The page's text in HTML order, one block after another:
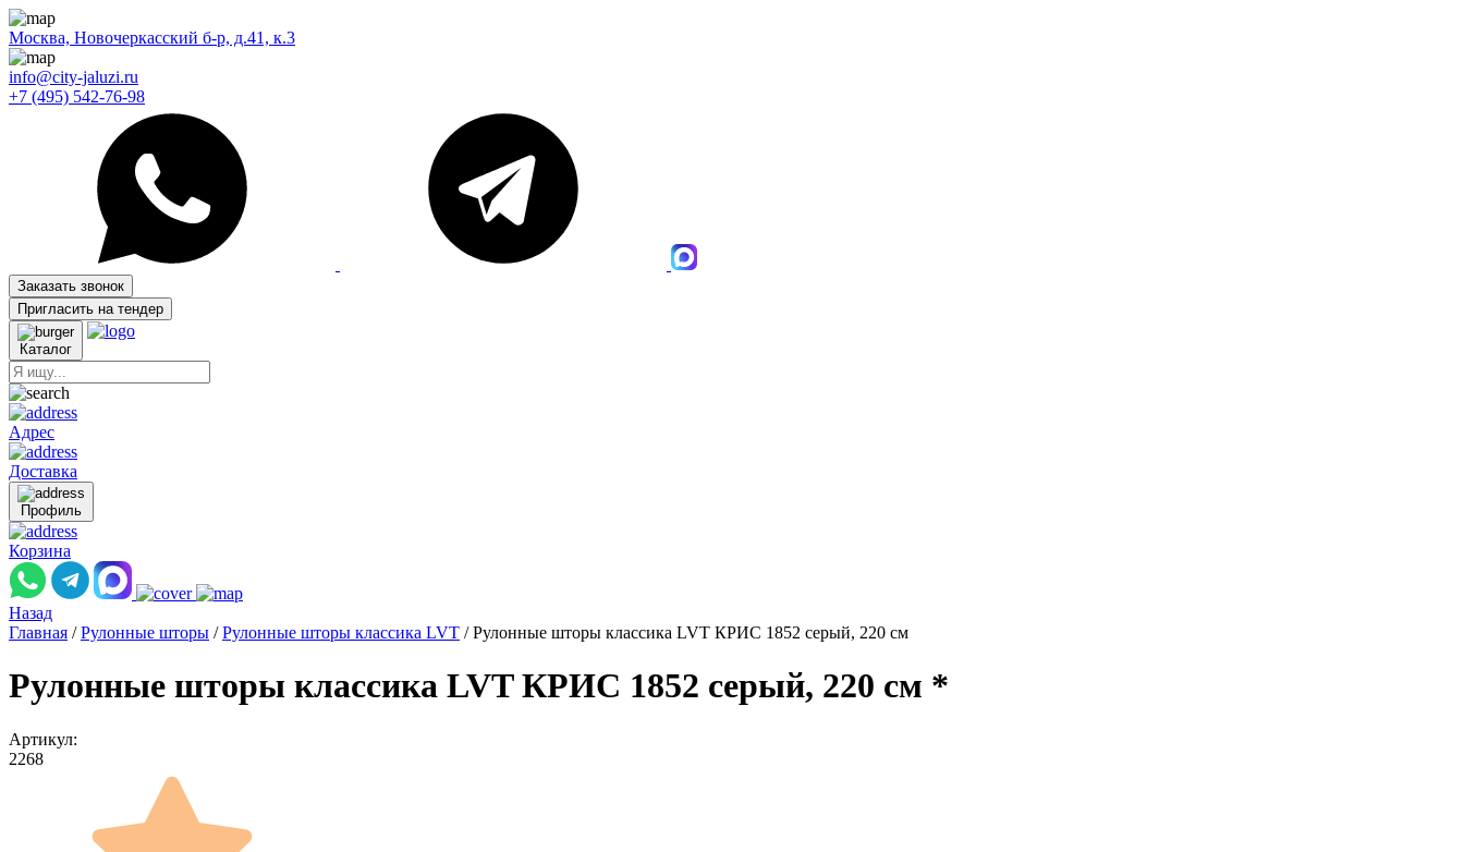
Москва, Новочеркасский б-р, д.41, к.3
info@city-jaluzi.ru
+7 (495) 542-76-98
Заказать звонок
Пригласить на тендер
Каталог
Адрес
Доставка
Профиль
Корзина
Назад
Главная / Рулонные шторы / Рулонные шторы классика LVT / Рулонные шторы классика LVT КРИС 1852 серый, 220 см
Рулонные шторы классика LVT КРИС 1852 серый, 220 см *
Артикул:
2268